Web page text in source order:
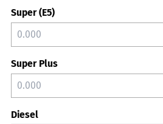
Super (E5)
Super Plus
Diesel